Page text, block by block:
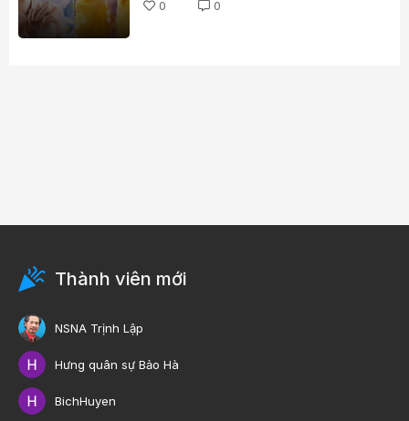
0
0
Thành viên mới
NSNA Trịnh Lập
Hưng quân sự Bảo Hà
BichHuyen